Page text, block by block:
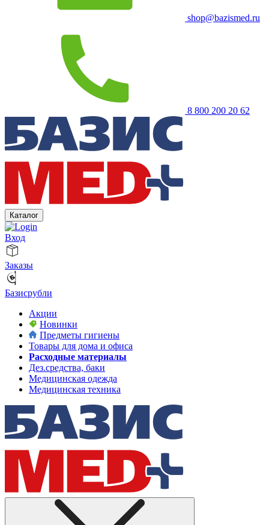
shop@bazismed.ru
8 800 200 20 62
Каталог
Вход
Заказы
Базисрубли
Акции
Новинки
Предметы гигиены
Товары для дома и офиса
Расходные материалы
Дез.средства, баки
Медицинская одежда
Медицинская техника